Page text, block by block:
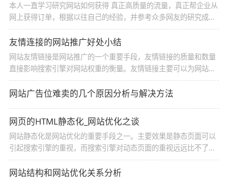
本人一直学习研究网站如何获得 真正高质量的流量，真正帮企业从
网上获得订单，根据以往自己的经验，并参考众多网友的研究成
功，发现网页标题和网页描述是吸引用户点击你网站，是吸引产品
的潜在客户点击你的直接原因。
友情连接的网站推广好处小结
网站友情链接是网站推广的一个重要手段，友情链接的质量和数量
直接影响搜索引擎对网站权重的衡量。友情链接主要可以为网站带
来那些效果。
网站广告位难卖的几个原因分析与解决方法
网页的HTML静态化_网站优化之谈
网站静态化是网站优化的重要手段之一。主要效果是静态页面可以
引起搜索引擎的重视，而搜索引擎对动态页面的重视远远比不了静
态页面了
网站结构和网站优化关系分析